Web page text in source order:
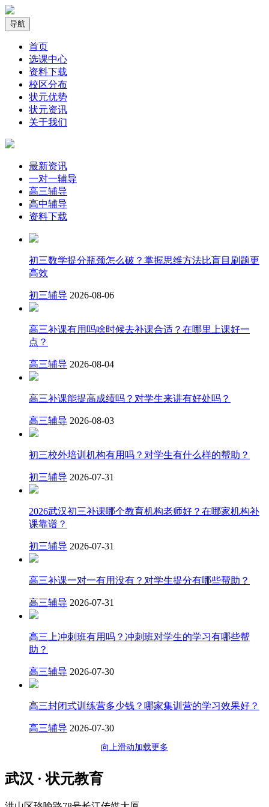
导航
首页
选课中心
资料下载
校区分布
状元优势
状元资讯
关于我们
最新资讯
一对一辅导
高三辅导
高中辅导
资料下载
​初三数学提分瓶颈怎么破？掌握思维方法比盲目刷题更
高效
初三辅导 2026-08-06
高三补课有用吗啥时候去补课合适？在哪里上课好一
点？
高三辅导 2026-08-04
高三补课能提高成绩吗？对学生来讲有好处吗？
高三辅导 2026-08-03
初三校外培训机构有用吗？对学生有什么样的帮助？
初三辅导 2026-07-31
2026武汉初三补课哪个教育机构老师好？在哪家机构补
课靠谱？
初三辅导 2026-07-31
高三补课一对一有用没有？对学生提分有哪些帮助？
高三辅导 2026-07-31
高三上冲刺班有用吗？冲刺班对学生的学习有哪些帮
助？
高三辅导 2026-07-30
高三封闭式训练营多少钱？哪家集训营的学习效果好？
高三辅导 2026-07-30
向上滑动加载更多
武汉 · 状元教育